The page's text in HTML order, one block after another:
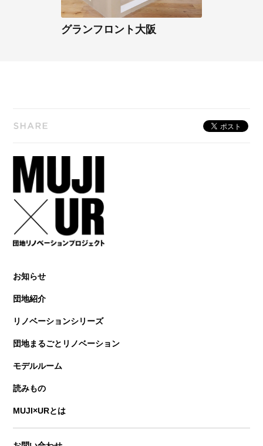
グランフロント大阪
お知らせ
団地紹介
リノベーションシリーズ
団地まるごとリノベーション
モデルルーム
読みもの
MUJI×URとは